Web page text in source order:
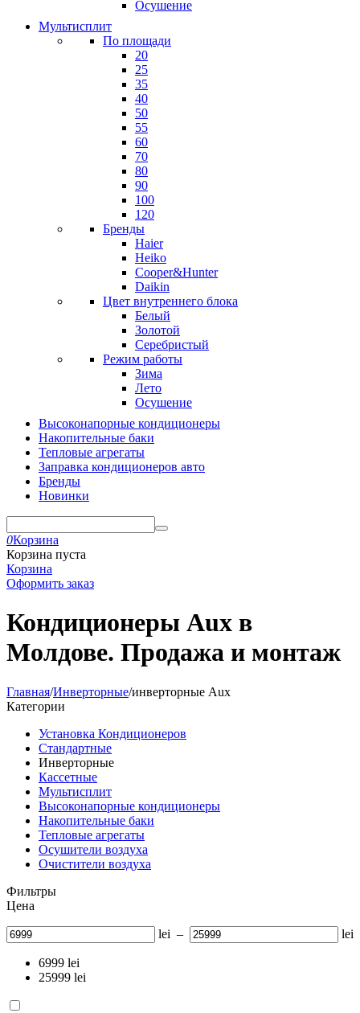
Осушение
Мультисплит
По площади
20
25
35
40
50
55
60
70
80
90
100
120
Бренды
Haier
Heiko
Cooper&Hunter
Daikin
Цвет внутреннего блока
Белый
Золотой
Серебристый
Режим работы
Зима
Лето
Осушение
Высоконапорные кондиционеры
Накопительные баки
Тепловые агрегаты
Заправка кондиционеров авто
Бренды
Новинки
0Корзина
Корзина пуста
Корзина
Оформить заказ
Кондиционеры Aux в
Молдове. Продажа и монтаж
Главная/Инверторные/инверторные Aux
Категории
Установка Кондиционеров
Стандартные
Инверторные
Кассетные
Мультисплит
Высоконапорные кондиционеры
Накопительные баки
Тепловые агрегаты
Осушители воздуха
Очистители воздуха
Фильтры
Цена
lei – lei
6999 lei
25999 lei